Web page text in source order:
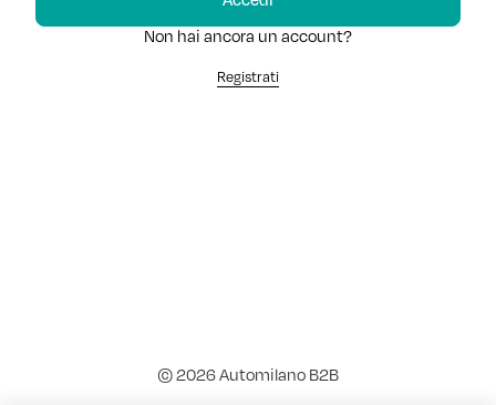
Non hai ancora un account?
Registrati
© 2026 Automilano B2B